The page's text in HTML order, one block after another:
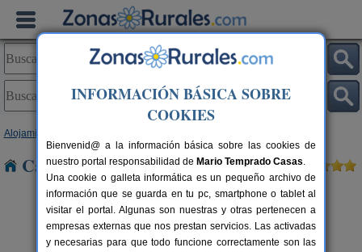
Alojamientos
Casas Rurales cerca de Arantzazu
INFORMACIÓN BÁSICA SOBRE
COOKIES
Bienvenid@ a la información básica sobre las cookies de
nuestro portal responsabilidad de Mario Temprado Casas.
Una cookie o galleta informática es un pequeño archivo de
información que se guarda en tu pc, smartphone o tablet al
visitar el portal. Algunas son nuestras y otras pertenecen a
empresas externas que nos prestan servicios. Las activadas
y necesarias para que todo funcione correctamente son las